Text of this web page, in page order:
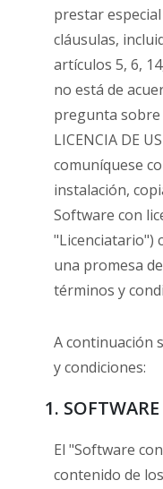
prestar
cláusulas,
artículos 5, 6,
no está de
pregunta sobre
LICENCIA DE
comuníquese
instalación,
Software con
"Licenciatario")
una promesa
términos y
A continuación
y condiciones:
1.
El "Software
contenido de